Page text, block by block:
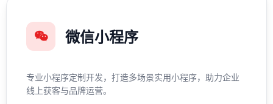
微信小程序
专业小程序定制开发，打造多场景实用小程序，助力企业
线上获客与品牌运营。